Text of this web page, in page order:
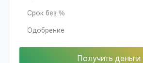
Срок без %
Одобрение
Получить деньги